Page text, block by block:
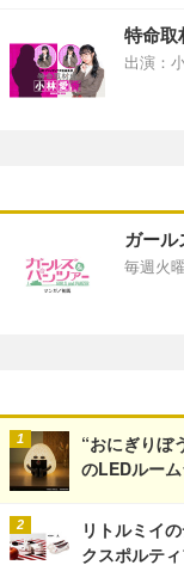
特命取
出演：
ガール
毎週火
“おにぎりぼ
のLEDルー
リトルミイ
クスポルテ